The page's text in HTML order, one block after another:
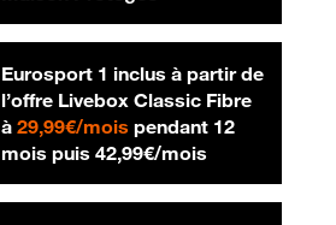
Eurosport 1 inclus à partir de
l’offre Livebox Classic Fibre
à 29,99€/mois29,99 € par mois
pendant 12
mois puis 42,99€/mois42,99 € par